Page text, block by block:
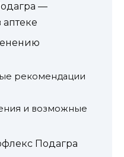
—
рекомендации
и возможные
Подагра